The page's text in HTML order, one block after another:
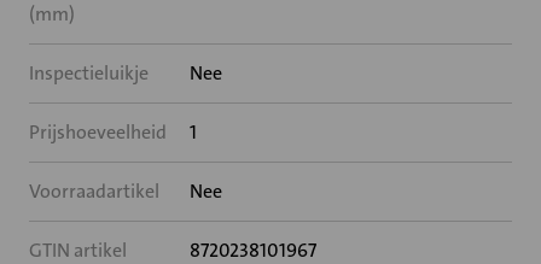
(mm)
Inspectieluikje Nee
Prijshoeveelheid 1
Voorraadartikel Nee
GTIN artikel 8720238101967